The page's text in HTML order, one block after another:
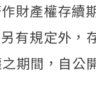
財產權存續
有規定外
期間，自公